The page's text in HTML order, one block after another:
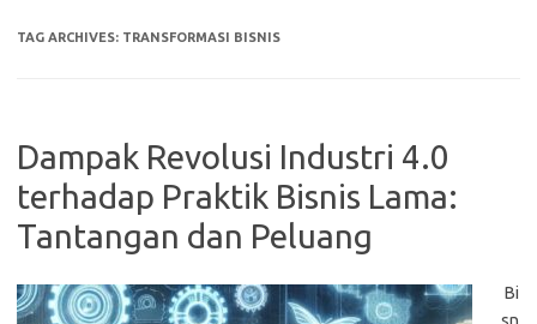
TAG ARCHIVES: TRANSFORMASI BISNIS
Dampak Revolusi Industri 4.0
terhadap Praktik Bisnis Lama:
Tantangan dan Peluang
Bi